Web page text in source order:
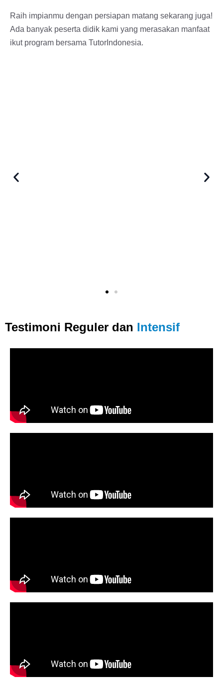
Raih impianmu dengan persiapan matang sekarang juga!
Ada banyak peserta didik kami yang merasakan manfaat
ikut program bersama TutorIndonesia.
Testimoni Reguler dan Intensif